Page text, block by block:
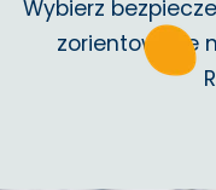
Wybierz
zorientowane